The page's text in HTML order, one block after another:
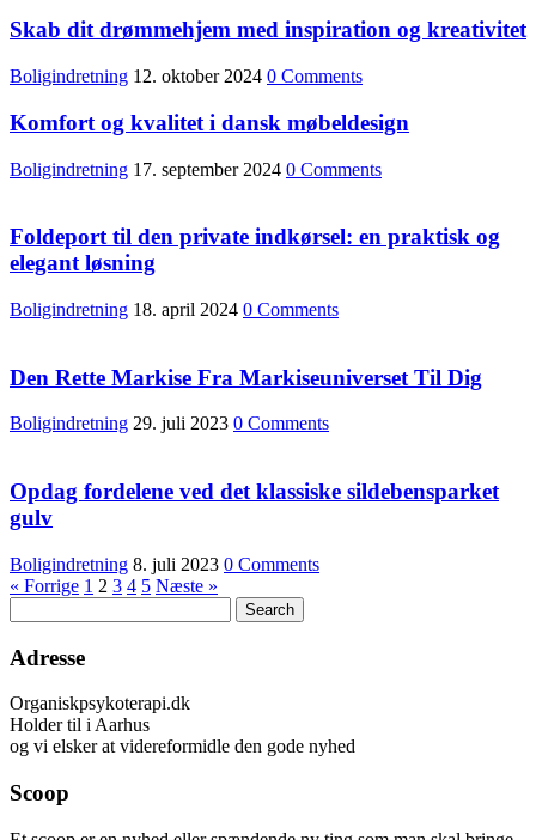
Skab dit drømmehjem med inspiration og kreativitet
Boligindretning 12. oktober 2024 0 Comments
Komfort og kvalitet i dansk møbeldesign
Boligindretning 17. september 2024 0 Comments
Foldeport til den private indkørsel: en praktisk og
elegant løsning
Boligindretning 18. april 2024 0 Comments
Den Rette Markise Fra Markiseuniverset Til Dig
Boligindretning 29. juli 2023 0 Comments
Opdag fordelene ved det klassiske sildebensparket
gulv
Boligindretning 8. juli 2023 0 Comments
« Forrige 1 2 3 4 5 Næste »
Adresse
Organiskpsykoterapi.dk
Holder til i Aarhus
og vi elsker at videreformidle den gode nyhed
Scoop